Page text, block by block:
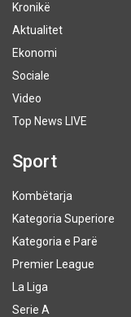
Kronikë
Aktualitet
Ekonomi
Sociale
Video
Top News LIVE
Sport
Kombëtarja
Kategoria Superiore
Kategoria e Parë
Premier League
La Liga
Serie A